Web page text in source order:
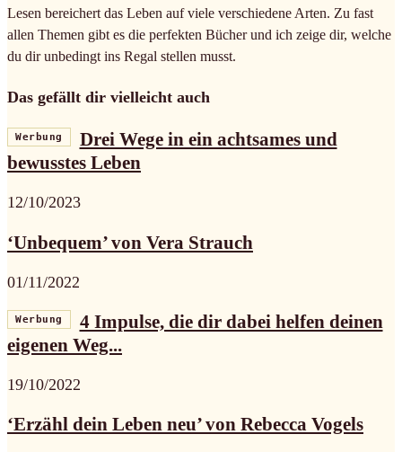
Lesen bereichert das Leben auf viele verschiedene Arten. Zu fast
allen Themen gibt es die perfekten Bücher und ich zeige dir, welche
du dir unbedingt ins Regal stellen musst.
Das gefällt dir vielleicht auch
Werbung
Drei Wege in ein achtsames und
bewusstes Leben
12/10/2023
‘Unbequem’ von Vera Strauch
01/11/2022
Werbung
4 Impulse, die dir dabei helfen deinen
eigenen Weg...
19/10/2022
‘Erzähl dein Leben neu’ von Rebecca Vogels